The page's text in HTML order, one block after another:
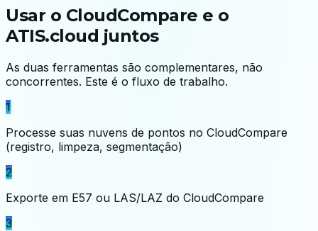
Usar o CloudCompare e o
ATIS.cloud juntos
As duas ferramentas são complementares, não
concorrentes. Este é o fluxo de trabalho.
1
Processe suas nuvens de pontos no CloudCompare
(registro, limpeza, segmentação)
2
Exporte em E57 ou LAS/LAZ do CloudCompare
3